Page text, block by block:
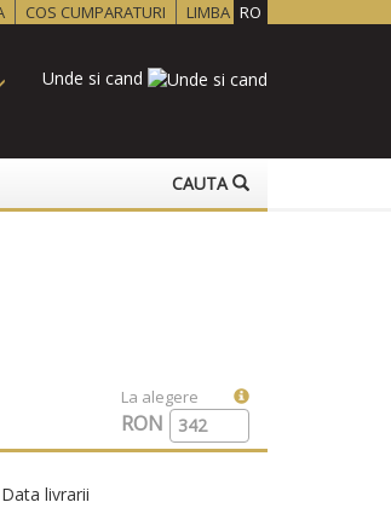
COS CUMPARATURI LIMBA RO
Unde si cand
CAUTA
La alegere
RON
Data livrarii